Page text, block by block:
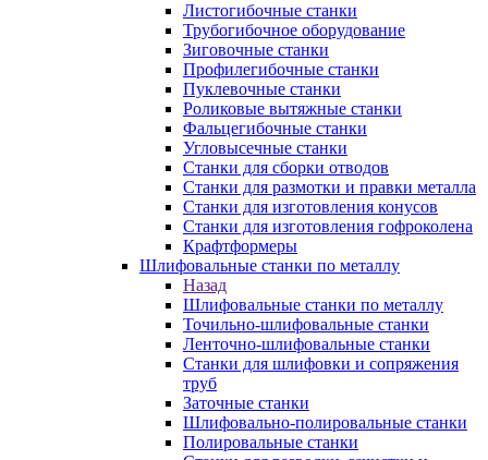
Листогибочные станки
Трубогибочное оборудование
Зиговочные станки
Профилегибочные станки
Пуклевочные станки
Роликовые вытяжные станки
Фальцегибочные станки
Угловысечные станки
Станки для сборки отводов
Станки для размотки и правки металла
Станки для изготовления конусов
Станки для изготовления гофроколена
Крафтформеры
Шлифовальные станки по металлу
Назад
Шлифовальные станки по металлу
Точильно-шлифовальные станки
Ленточно-шлифовальные станки
Станки для шлифовки и сопряжения
труб
Заточные станки
Шлифовально-полировальные станки
Полировальные станки